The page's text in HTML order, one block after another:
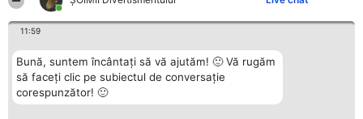
11:59
Bună, suntem încântați să vă ajutăm! 🙂 Vă rugăm
să faceți clic pe subiectul de conversație
corespunzător! 🙂